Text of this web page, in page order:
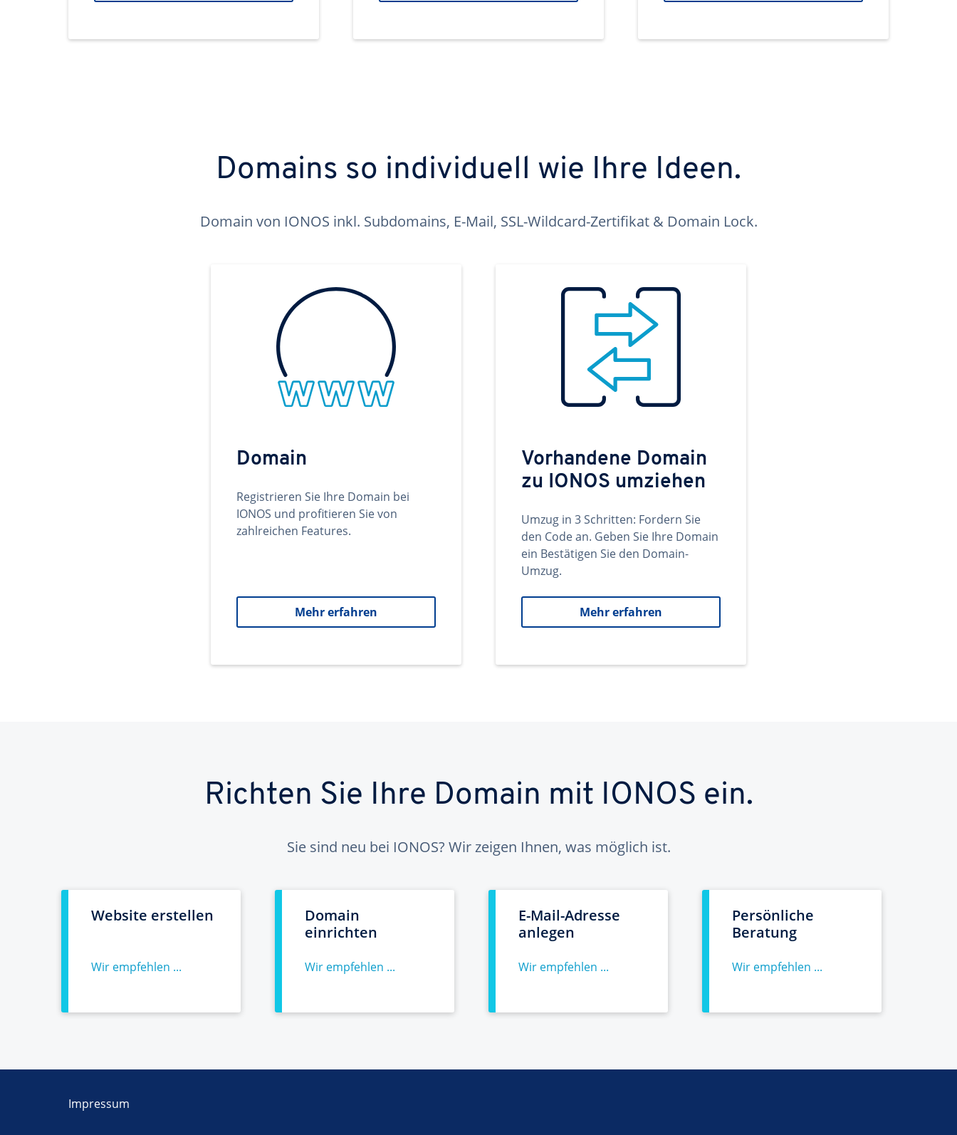
Domains so individuell wie Ihre Ideen.
Domain von IONOS inkl. Subdomains, E-Mail, SSL-Wildcard-Zertifikat & Domain Lock.
Domain
Registrieren Sie Ihre Domain bei
IONOS und profitieren Sie von
zahlreichen Features.
Mehr erfahren
Vorhandene Domain
zu IONOS umziehen
Umzug in 3 Schritten: Fordern Sie
den Code an. Geben Sie Ihre Domain
ein Bestätigen Sie den Domain-
Umzug.
Mehr erfahren
Richten Sie Ihre Domain mit IONOS ein.
Sie sind neu bei IONOS? Wir zeigen Ihnen, was möglich ist.
Website erstellen
Wir empfehlen ...
Domain
einrichten
Wir empfehlen ...
E-Mail-Adresse
anlegen
Wir empfehlen ...
Persönliche
Beratung
Wir empfehlen ...
Impressum